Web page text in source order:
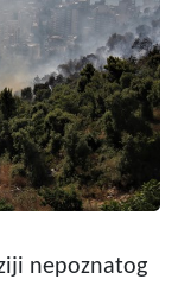
nepoznatog